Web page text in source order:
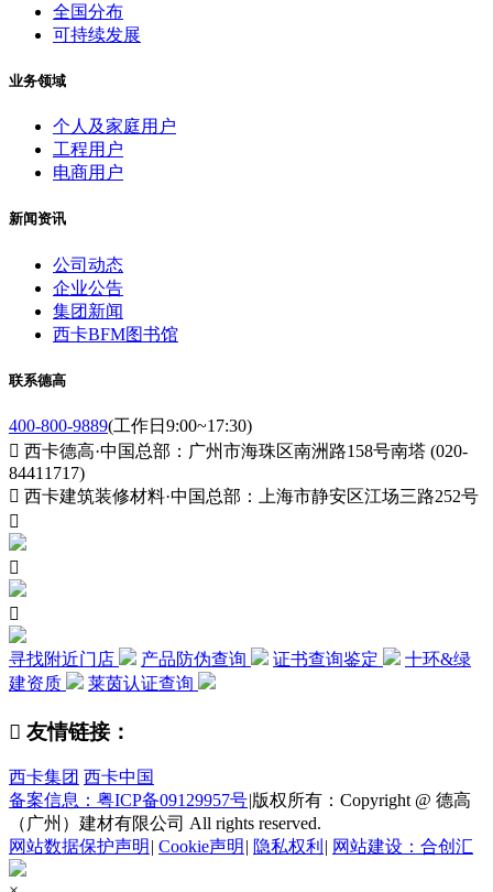
全国分布
可持续发展
业务领域
个人及家庭用户
工程用户
电商用户
新闻资讯
公司动态
企业公告
集团新闻
西卡BFM图书馆
联系德高
400-800-9889(工作日9:00~17:30)
 西卡德高·中国总部：广州市海珠区南洲路158号南塔 (020-
84411717)
 西卡建筑装修材料·中国总部：上海市静安区江场三路252号



寻找附近门店 产品防伪查询 证书查询鉴定
十环&绿
建资质
莱茵认证查询
 友情链接：
西卡集团 西卡中国
备案信息：粤ICP备09129957号|版权所有：Copyright @ 德高
（广州）建材有限公司 All rights reserved.
网站数据保护声明 | Cookie声明 | 隐私权利 | 网站建设：合创汇